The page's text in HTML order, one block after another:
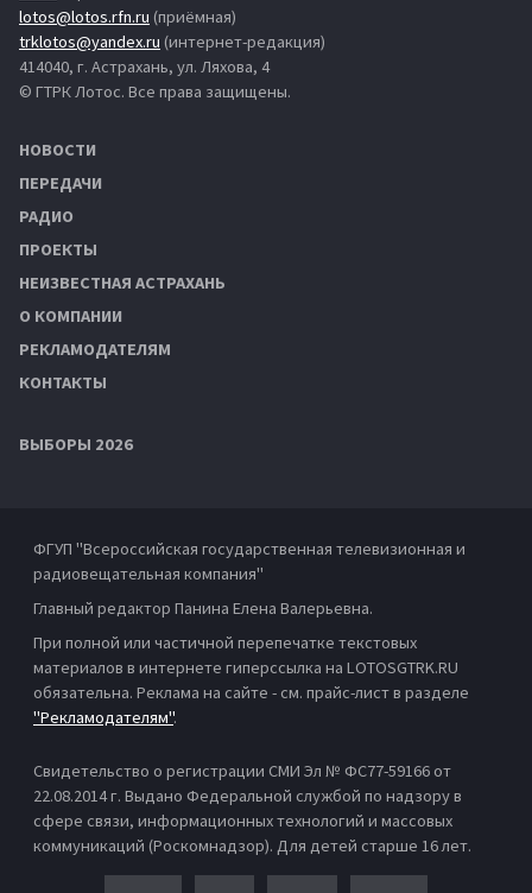
lotos@lotos.rfn.ru (приёмная)
trklotos@yandex.ru (интернет-редакция)
414040, г. Астрахань, ул. Ляхова, 4
© ГТРК Лотос. Все права защищены.
НОВОСТИ
ПЕРЕДАЧИ
РАДИО
ПРОЕКТЫ
НЕИЗВЕСТНАЯ АСТРАХАНЬ
О КОМПАНИИ
РЕКЛАМОДАТЕЛЯМ
КОНТАКТЫ
ВЫБОРЫ 2026
ФГУП "Всероссийская государственная телевизионная и
радиовещательная компания"
Главный редактор Панина Елена Валерьевна.
При полной или частичной перепечатке текстовых
материалов в интернете гиперссылка на LOTOSGTRK.RU
обязательна. Реклама на сайте - см. прайс-лист в разделе
"Рекламодателям".
Свидетельство о регистрации СМИ Эл № ФС77-59166 от
22.08.2014 г. Выдано Федеральной службой по надзору в
сфере связи, информационных технологий и массовых
коммуникаций (Роскомнадзор). Для детей старше 16 лет.